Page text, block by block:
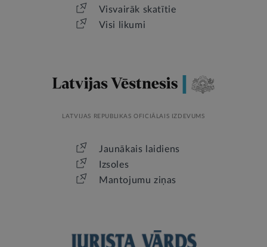
Visvairāk skatītie
Visi likumi
LATVIJAS REPUBLIKAS OFICIĀLAIS IZDEVUMS
Jaunākais laidiens
Izsoles
Mantojumu ziņas